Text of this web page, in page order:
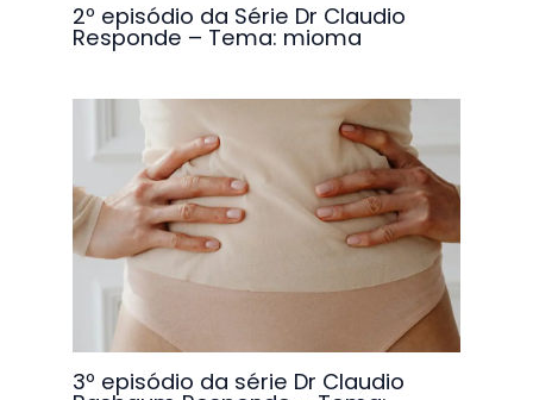
2º episódio da Série Dr Claudio
Responde – Tema: mioma
3º episódio da série Dr Claudio